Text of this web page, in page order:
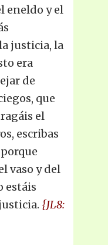
eneldo y el
justicia, la
era
de
que
el
escribas
vaso y del
estáis
{JL8: